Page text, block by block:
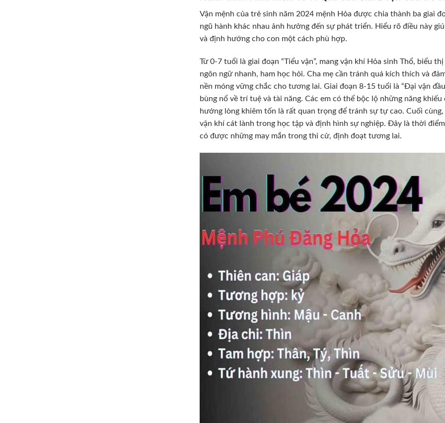
Vận mệnh của trẻ sinh năm 2024 mệnh Hỏa được chia thành ba giai
ngũ hành khác nhau ảnh hưởng đến sự phát triển. Hiểu rõ điều này
và định hướng cho con một cách phù hợp.
Từ 0-7 tuổi là giai đoạn “Tiểu vận”, mang vận khí Hỏa sinh Thổ, biểu
ngôn ngữ nhanh, ham học hỏi. Cha mẹ cần tránh quá kích thích và
nền móng vững chắc cho tương lai. Giai đoạn 8-15 tuổi là “Đại vận
bùng nổ về trí tuệ và tài năng. Các em có thể bộc lộ những năng
hướng lòng khiêm tốn là rất quan trọng để tránh sự tự cao. Cuối
vận khí cát lành trong học tập và định hình sự nghiệp. Đây là thời
có được những may mắn trong thi cử, định đoạt tương lai.